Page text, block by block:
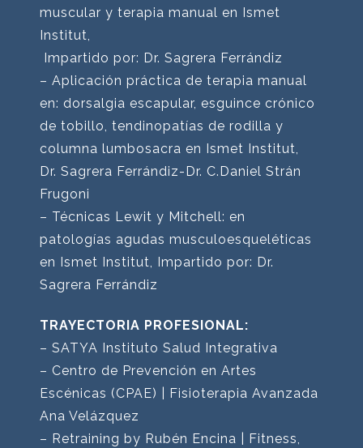
muscular y terapia manual en Ismet
Institut,
Impartido por: Dr. Sagrera Ferrándiz
– Aplicación práctica de terapia manual
en: dorsalgia escapular, esguince crónico
de tobillo, tendinopatías de rodilla y
columna lumbosacra en Ismet Institut,
Dr. Sagrera Ferrándiz-Dr. C.Daniel Strán
Frugoni
– Técnicas Lewit y Mitchell: en
patologías agudas musculoesqueléticas
en Ismet Institut, Impartido por: Dr.
Sagrera Ferrándiz
TRAYECTORIA PROFESIONAL:
– SATYA Instituto Salud Integrativa
– Centro de Prevención en Artes
Escénicas (CPAE) | Fisioterapia Avanzada
Ana Velázquez
– Retraining by Rubén Encina | Fitness,